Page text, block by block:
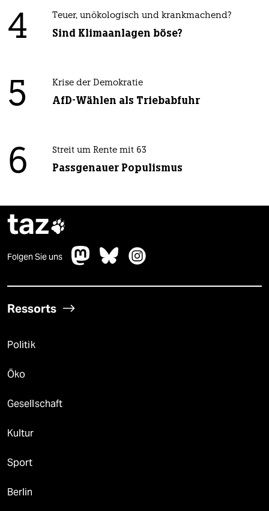
4 Teuer, unökologisch und krankmachend?
Sind Klimaanlagen böse?
5 Krise der Demokratie
AfD-Wählen als Triebabfuhr
6 Streit um Rente mit 63
Passgenauer Populismus
taz
Folgen Sie uns
Ressorts
Politik
Öko
Gesellschaft
Kultur
Sport
Berlin